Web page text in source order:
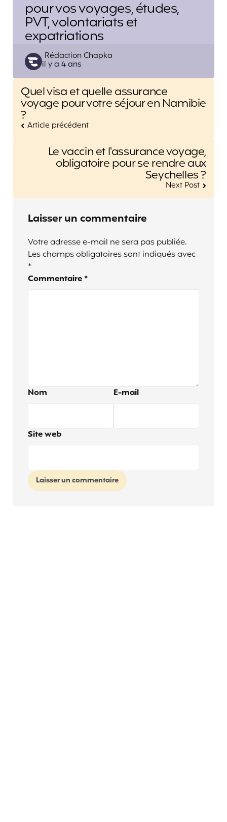
pour vos voyages, études,
PVT, volontariats et
expatriations
Posted
by
Rédaction Chapka
il y a 4 ans
Post
navigation
Quel visa et quelle assurance
voyage pour votre séjour en Namibie
?
Article précédent
Le vaccin et l'assurance voyage,
obligatoire pour se rendre aux
Seychelles ?
Next Post
Laisser un commentaire
Votre adresse e-mail ne sera pas publiée.
Les champs obligatoires sont indiqués avec
*
Commentaire *
Nom E-mail
Site web